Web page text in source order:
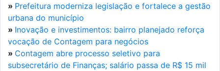
» Prefeitura moderniza legislação e fortalece a gestão
urbana do município
» Inovação e investimentos: bairro planejado reforça
vocação de Contagem para negócios
» Contagem abre processo seletivo para
subsecretário de Finanças; salário passa de R$ 15 mil